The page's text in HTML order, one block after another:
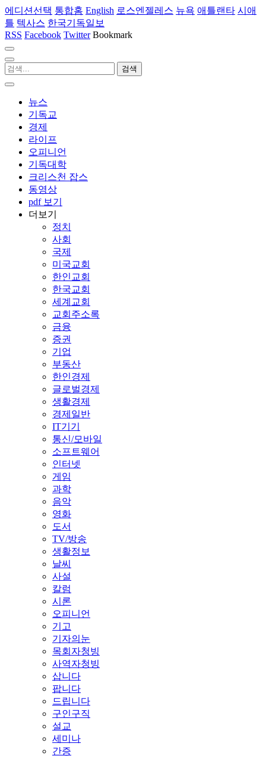
에디션선택 통합홈 English 로스엔젤레스 뉴욕 애틀랜타 시애
틀 텍사스 한국기독일보
RSS Facebook Twitter Bookmark
뉴스
기독교
경제
라이프
오피니언
기독대학
크리스천 잡스
동영상
pdf 보기
더보기
정치
사회
국제
미국교회
한인교회
한국교회
세계교회
교회주소록
금융
증권
기업
부동산
한인경제
글로벌경제
생활경제
경제일반
IT기기
통신/모바일
소프트웨어
인터넷
게임
과학
음악
영화
도서
TV/방송
생활정보
날씨
사설
칼럼
시론
오피니언
기고
기자의눈
목회자청빙
사역자청빙
삽니다
팝니다
드립니다
구인구직
설교
세미나
간증